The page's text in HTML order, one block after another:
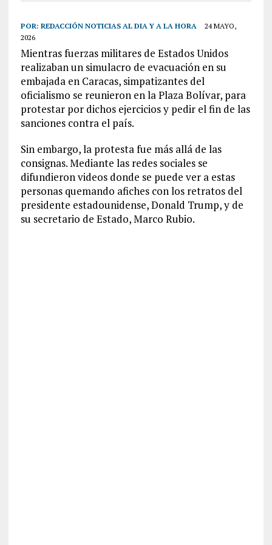
POR: REDACCIÓN NOTICIAS AL DIA Y A LA HORA
24 MAYO,
2026
Mientras fuerzas militares de Estados Unidos
realizaban un simulacro de evacuación en su
embajada en Caracas, simpatizantes del
oficialismo se reunieron en la Plaza Bolívar, para
protestar por dichos ejercicios y pedir el fin de las
sanciones contra el país.
Sin embargo, la protesta fue más allá de las
consignas. Mediante las redes sociales se
difundieron videos donde se puede ver a estas
personas quemando afiches con los retratos del
presidente estadounidense, Donald Trump, y de
su secretario de Estado, Marco Rubio.